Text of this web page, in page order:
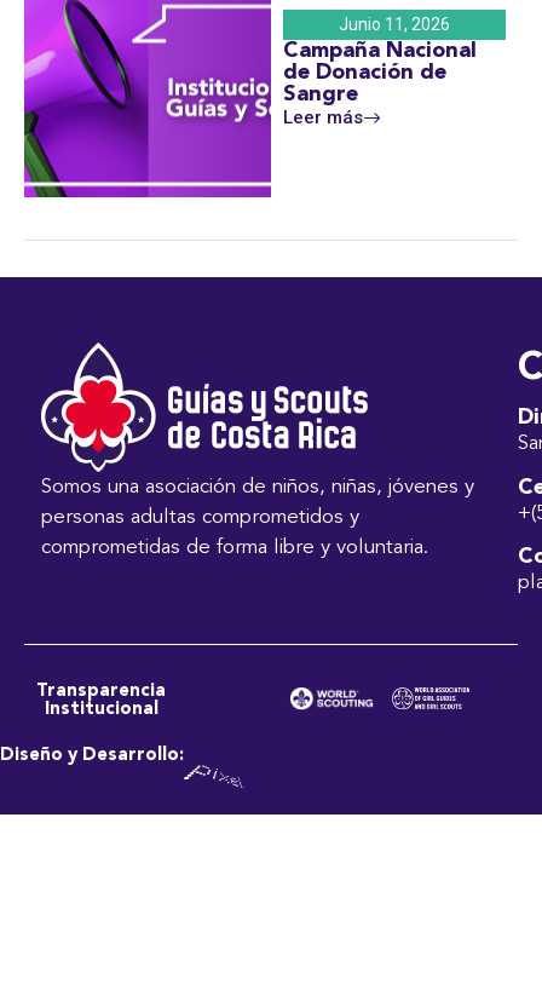
Junio 11, 2026
Campaña Nacional
de Donación de
Sangre
Leer más
Somos una asociación de niños, niñas, jóvenes y
personas adultas comprometidos y
comprometidas de forma libre y voluntaria.
Transparencia
Institucional
Diseño y Desarrollo: